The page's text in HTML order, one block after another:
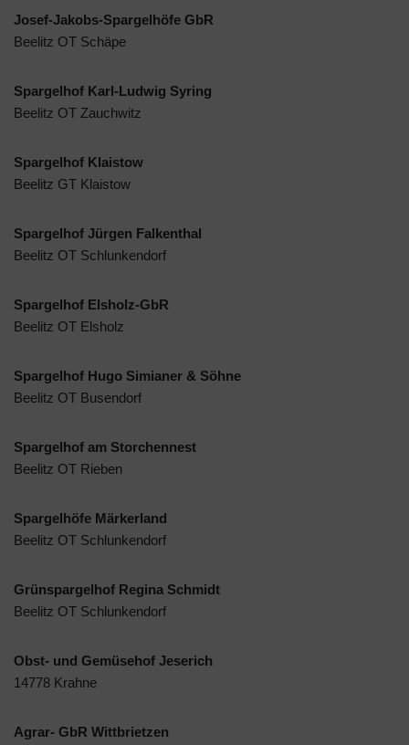
Josef-Jakobs-Spargelhöfe GbR
Beelitz OT Schäpe
Spargelhof Karl-Ludwig Syring
Beelitz OT Zauchwitz
Spargelhof Klaistow
Beelitz GT Klaistow
Spargelhof Jürgen Falkenthal
Beelitz OT Schlunkendorf
Spargelhof Elsholz-GbR
Beelitz OT Elsholz
Spargelhof Hugo Simianer & Söhne
Beelitz OT Busendorf
Spargelhof am Storchennest
Beelitz OT Rieben
Spargelhöfe Märkerland
Beelitz OT Schlunkendorf
Grünspargelhof Regina Schmidt
Beelitz OT Schlunkendorf
Obst- und Gemüsehof Jeserich
14778 Krahne
Agrar- GbR Wittbrietzen